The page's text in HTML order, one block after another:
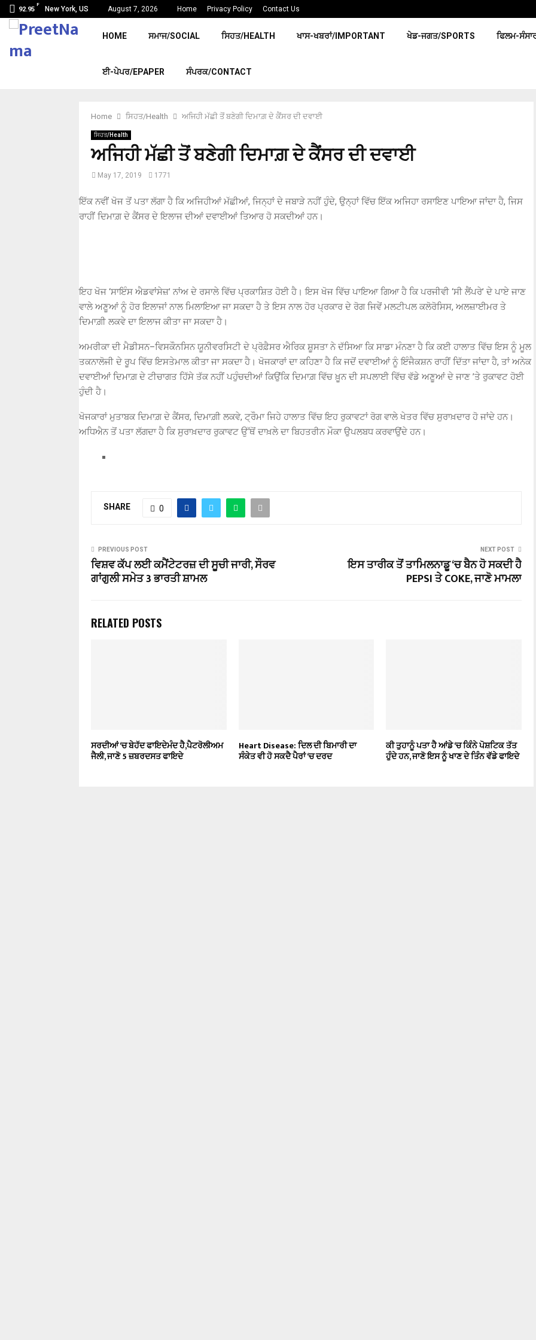
92.95
F
New York, US August 7, 2026 Home Privacy Policy Contact Us
HOME ਸਮਾਜ/SOCIAL ਸਿਹਤ/HEALTH ਖਾਸ-ਖਬਰਾਂ/IMPORTANT ਖੇਡ-ਜਗਤ/SPORTS ਫਿਲਮ-
ਈ-ਪੇਪਰ/EPAPER ਸੰਪਰਕ/CONTACT
Home ਸਿਹਤ/Health ਅਜਿਹੀ ਮੱਛੀ ਤੋਂ ਬਣੇਗੀ ਦਿਮਾਗ਼ ਦੇ ਕੈਂਸਰ ਦੀ ਦਵਾਈ
ਸਿਹਤ/Health
ਅਜਿਹੀ ਮੱਛੀ ਤੋਂ ਬਣੇਗੀ ਦਿਮਾਗ਼ ਦੇ ਕੈਂਸਰ ਦੀ ਦਵਾਈ
May 17, 2019 1771
ਇੱਕ ਨਵੀਂ ਖੋਜ ਤੋਂ ਪਤਾ ਲੱਗਾ ਹੈ ਕਿ ਅਜਿਹੀਆਂ ਮੱਛੀਆਂ, ਜਿਨ੍ਹਾਂ ਦੇ ਜਬਾੜੇ ਨਹੀਂ ਹੁੰਦੇ, ਉਨ੍ਹਾਂ ਵਿੱਚ ਇੱਕ ਅਜਿਹਾ ਰਸਾਇਣ ਪਾਇਆ ਜਾਂਦਾ ਹੈ, ਜਿਸ
ਰਾਹੀਂ ਦਿਮਾਗ਼ ਦੇ ਕੈਂਸਰ ਦੇ ਇਲਾਜ ਦੀਆਂ ਦਵਾਈਆਂ ਤਿਆਰ ਹੋ ਸਕਦੀਆਂ ਹਨ।
ਇਹ ਖੋਜ ‘ਸਾਇੰਸ ਐਡਵਾਂਸੇਜ਼’ ਨਾਂਅ ਦੇ ਰਸਾਲੇ ਵਿੱਚ ਪ੍ਰਕਾਸ਼ਿਤ ਹੋਈ ਹੈ। ਇਸ ਖੋਜ ਵਿੱਚ ਪਾਇਆ ਗਿਆ ਹੈ ਕਿ ਪਰਜੀਵੀ ‘ਸੀ ਲੈਂਪਰੇ’ ਦੇ ਪਾਏ ਜਾਣ
ਵਾਲੇ ਅਣੂਆਂ ਨੂੰ ਹੋਰ ਇਲਾਜਾਂ ਨਾਲ ਮਿਲਾਇਆ ਜਾ ਸਕਦਾ ਹੈ ਤੇ ਇਸ ਨਾਲ ਹੋਰ ਪ੍ਰਕਾਰ ਦੇ ਰੋਗ ਜਿਵੇਂ ਮਲਟੀਪਲ ਕਲੋਰੋਸਿਸ, ਅਲਜ਼ਾਈਮਰ ਤੇ
ਦਿਮਾਗ਼ੀ ਲਕਵੇ ਦਾ ਇਲਾਜ ਕੀਤਾ ਜਾ ਸਕਦਾ ਹੈ।
ਅਮਰੀਕਾ ਦੀ ਮੈਡੀਸਨ–ਵਿਸਕੌਨਸਿਨ ਯੂਨੀਵਰਸਿਟੀ ਦੇ ਪ੍ਰੋਫ਼ੈਸਰ ਐਰਿਕ ਸ਼ੂਸਤਾ ਨੇ ਦੱਸਿਆ ਕਿ ਸਾਡਾ ਮੰਨਣਾ ਹੈ ਕਿ ਕਈ ਹਾਲਾਤ ਵਿੱਚ ਇਸ ਨੂੰ ਮੂਲ
ਤਕਨਾਲੋਜੀ ਦੇ ਰੂਪ ਵਿੱਚ ਇਸਤੇਮਾਲ ਕੀਤਾ ਜਾ ਸਕਦਾ ਹੈ। ਖੋਜਕਾਰਾਂ ਦਾ ਕਹਿਣਾ ਹੈ ਕਿ ਜਦੋਂ ਦਵਾਈਆਂ ਨੂੰ ਇੰਜੈਕਸ਼ਨ ਰਾਹੀਂ ਦਿੱਤਾ ਜਾਂਦਾ ਹੈ, ਤਾਂ ਅਨੇਕ
ਦਵਾਈਆਂ ਦਿਮਾਗ਼ ਦੇ ਟੀਚਾਗਤ ਹਿੱਸੇ ਤੱਕ ਨਹੀਂ ਪਹੁੰਚਦੀਆਂ ਕਿਉਂਕਿ ਦਿਮਾਗ਼ ਵਿੱਚ ਖ਼ੂਨ ਦੀ ਸਪਲਾਈ ਵਿੱਚ ਵੱਡੇ ਅਣੂਆਂ ਦੇ ਜਾਣ ’ਤੇ ਰੁਕਾਵਟ ਹੋਈ
ਹੁੰਦੀ ਹੈ।
ਖੋਜਕਾਰਾਂ ਮੁਤਾਬਕ ਦਿਮਾਗ਼ ਦੇ ਕੈਂਸਰ, ਦਿਮਾਗ਼ੀ ਲਕਵੇ, ਟ੍ਰੌਮਾ ਜਿਹੇ ਹਾਲਾਤ ਵਿੱਚ ਇਹ ਰੁਕਾਵਟਾਂ ਰੋਗ ਵਾਲੇ ਖੇਤਰ ਵਿੱਚ ਸੁਰਾਖ਼ਦਾਰ ਹੋ ਜਾਂਦੇ ਹਨ।
ਅਧਿਐਨ ਤੋਂ ਪਤਾ ਲੱਗਦਾ ਹੈ ਕਿ ਸੁਰਾਖ਼ਦਾਰ ਰੁਕਾਵਟ ਉੱਥੋਂ ਦਾਖ਼ਲੇ ਦਾ ਬਿਹਤਰੀਨ ਮੌਕਾ ਉਪਲਬਧ ਕਰਵਾਉਂਦੇ ਹਨ।
SHARE 0
PREVIOUS POST
ਵਿਸ਼ਵ ਕੱਪ ਲਈ ਕਮੈਂਟੇਟਰਜ਼ ਦੀ ਸੂਚੀ ਜਾਰੀ, ਸੌਰਵ
ਗਾਂਗੁਲੀ ਸਮੇਤ 3 ਭਾਰਤੀ ਸ਼ਾਮਲ
NEXT POST
ਇਸ ਤਾਰੀਕ ਤੋਂ ਤਾਮਿਲਨਾਡੂ ‘ਚ ਬੈਨ ਹੋ ਸਕਦੀ ਹੈ
PEPSI ਤੇ COKE, ਜਾਣੋ ਮਾਮਲਾ
RELATED POSTS
ਸਰਦੀਆਂ ‘ਚ ਬੇਹੱਦ ਫਾਇਦੇਮੰਦ ਹੈ,ਪੈਟਰੋਲੀਅਮ
ਜੈਲੀ, ਜਾਣੋ 5 ਜ਼ਬਰਦਸਤ ਫਾਇਦੇ
Heart Disease: ਦਿਲ ਦੀ ਬਿਮਾਰੀ ਦਾ
ਸੰਕੇਤ ਵੀ ਹੋ ਸਕਦੈ ਪੈਰਾਂ ‘ਚ ਦਰਦ
ਕੀ ਤੁਹਾਨੂੰ ਪਤਾ ਹੈ ਆਂਡੇ ‘ਚ ਕਿੰਨੇ ਪੋਸ਼ਟਿਕ ਤੱਤ
ਹੁੰਦੇ ਹਨ, ਜਾਣੋ ਇਸ ਨੂੰ ਖਾਣ ਦੇ ਤਿੰਨ ਵੱਡੇ ਫਾਇਦੇ